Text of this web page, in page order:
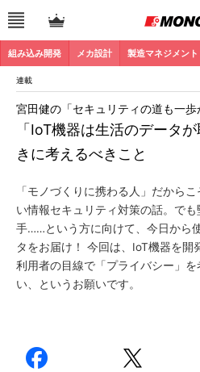
組み込み開発 メカ設計 製造マネジメント
連載
「IoT機器は生活のデータ
きに考えるべきこと
宮田健の「セキュリティの道も一歩
「モノづくりに携わる人」だから
い情報セキュリティ対策の話。で
手……という方に向けて、今日から
タをお届け！ 今回は、IoT機器を開
利用者の目線で「プライバシー」
い、というお願いです。